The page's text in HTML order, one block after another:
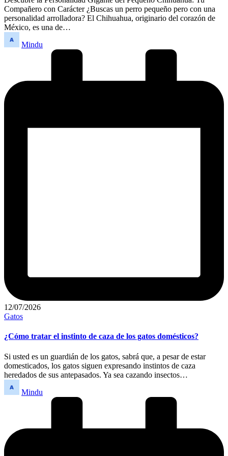
Compañero con Carácter ¿Buscas un perro pequeño pero con una
personalidad arrolladora? El Chihuahua, originario del corazón de
México, es una de…
Publicado
Mindu
12/07/2026
Publicado
Gatos
¿Cómo tratar el instinto de caza de los gatos domésticos?
Si usted es un guardián de los gatos, sabrá que, a pesar de estar
domesticados, los gatos siguen expresando instintos de caza
heredados de sus antepasados. Ya sea cazando insectos…
Publicado
Mindu